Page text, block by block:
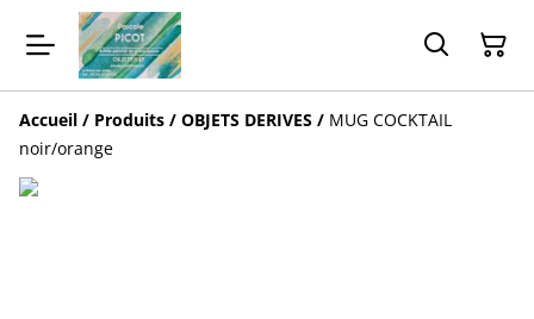
Accueil / Produits / OBJETS DERIVES / MUG COCKTAIL
noir/orange